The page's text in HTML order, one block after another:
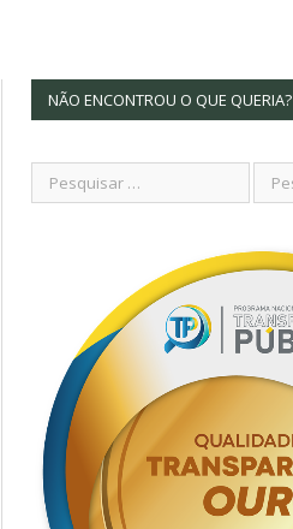
NÃO ENCONTROU O QUE QUERIA?